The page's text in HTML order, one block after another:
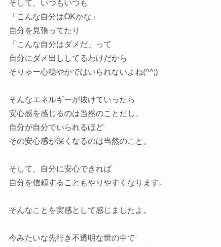
そして、いつもいつも
「こんな自分はOKかな」
自分を見張ってたり
「こんな自分はダメだ」って
自分にダメ出ししてるわけだから
そりゃー心穏やかではいられないよね(^^;)
そんなエネルギーが抜けていったら
安心感を感じるのは当然のことだし、
自分が自分でいられるほど
その安心感が深くなるのは当然のこと。
そして、自分に安心できれば
自分を信頼することもやりやすくなります。
そんなことを実感として感じましたよ。
今みたいな先行き不透明な世の中で